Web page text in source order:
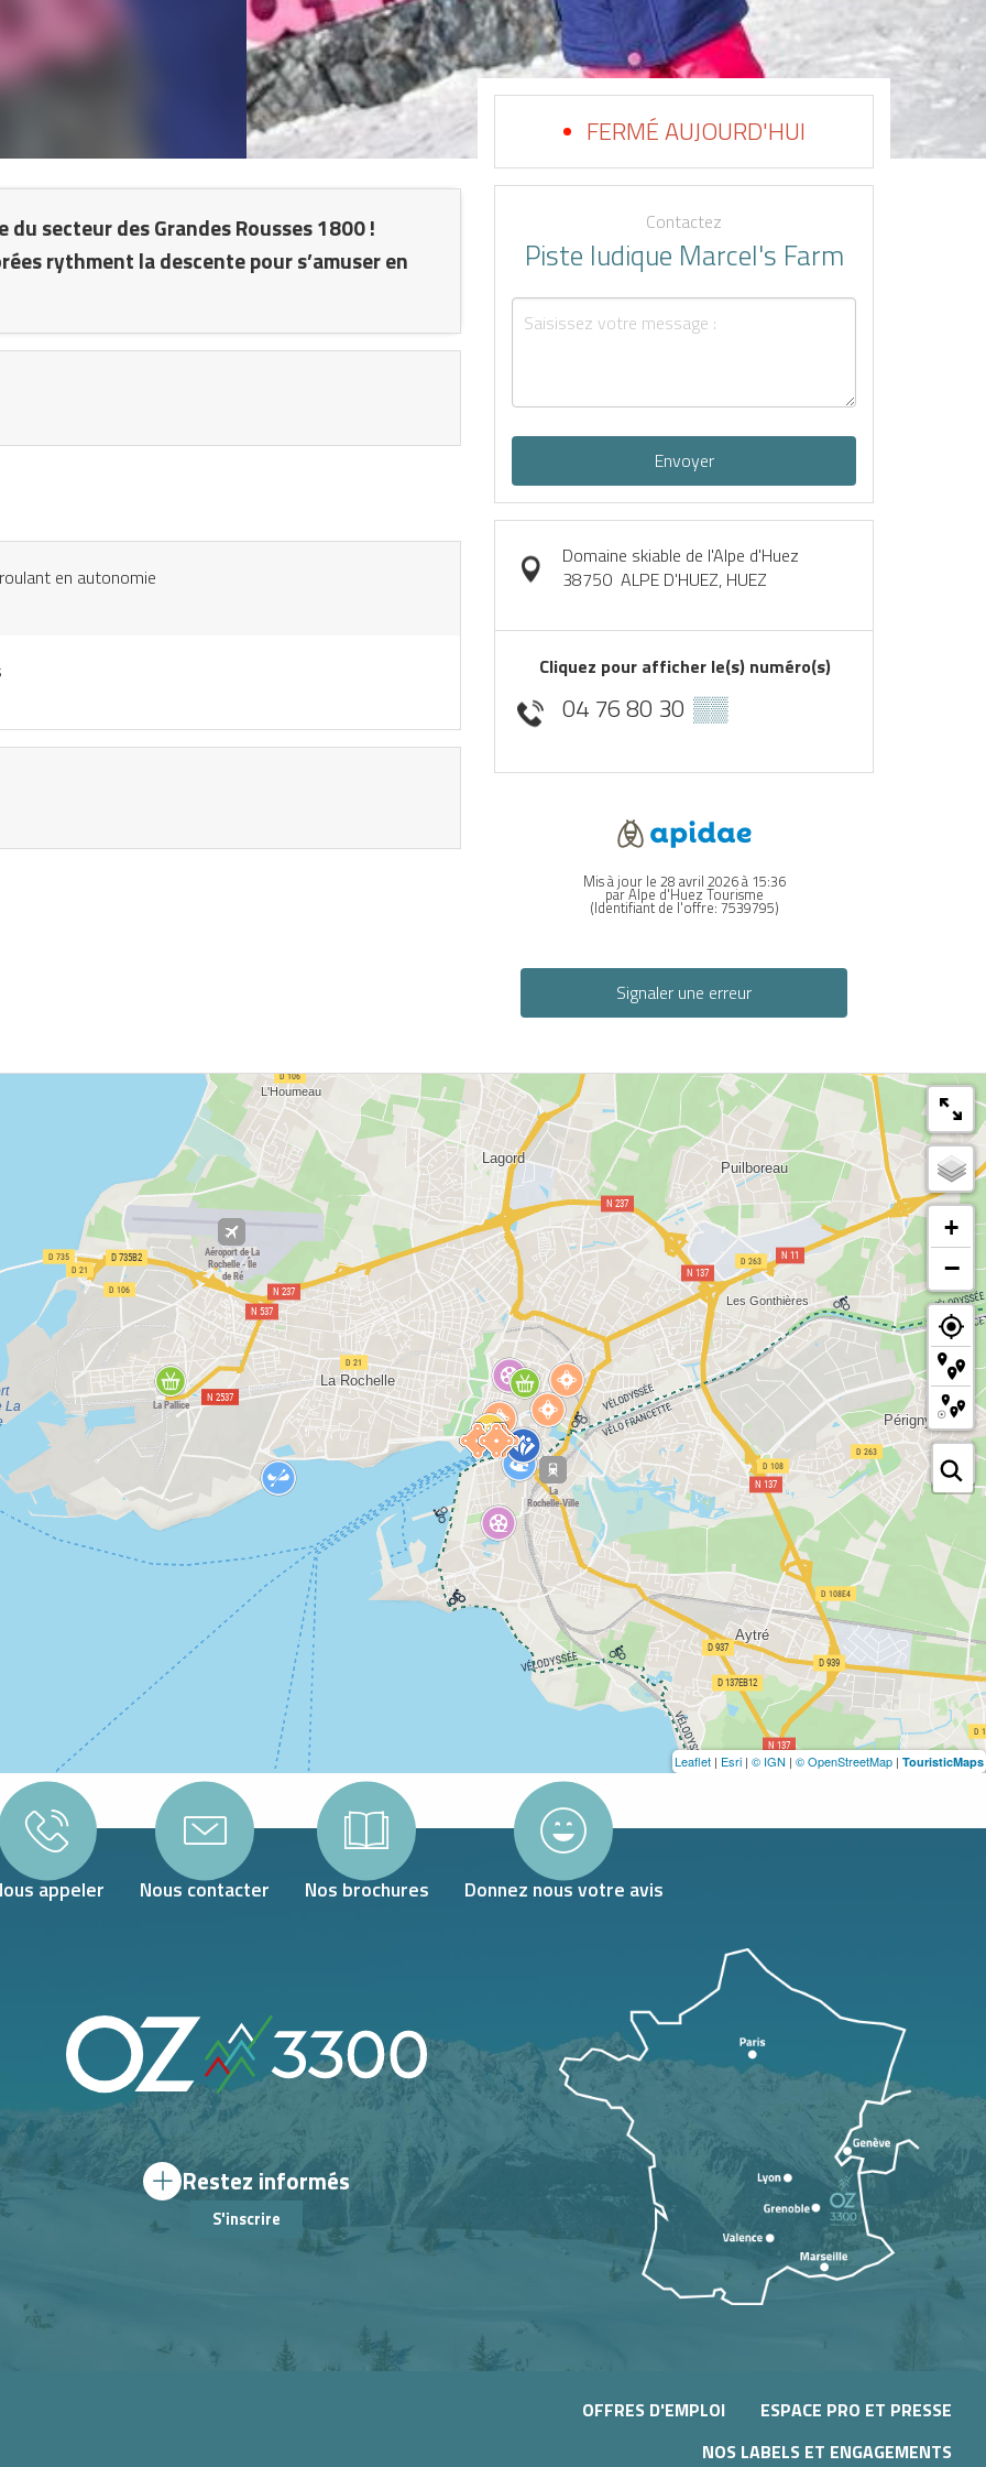
secteur des Grandes Rousses 1800 !
rythment la descente pour s’amuser en
en autonomie
FERMÉ AUJOURD'HUI
Contactez
Piste ludique Marcel's Farm
Envoyer
Domaine skiable de l'Alpe d'Huez
38750 ALPE D'HUEZ, HUEZ
Cliquez pour afficher le(s) numéro(s)
04 76 80 30 ▒▒
Mis à jour le 28 avril 2026 à 15:36
par Alpe d'Huez Tourisme
(Identifiant de l'offre:7539795)
Signaler une erreur
+
−
Leaflet | Esri | © IGN | © OpenStreetMap | TouristicMaps
appeler Nous contacter Nos brochures Donnez nous votre avis
Restez informés
S'inscrire
OFFRES D'EMPLOI
ESPACE PRO ET PRESSE
NOS LABELS ET ENGAGEMENTS